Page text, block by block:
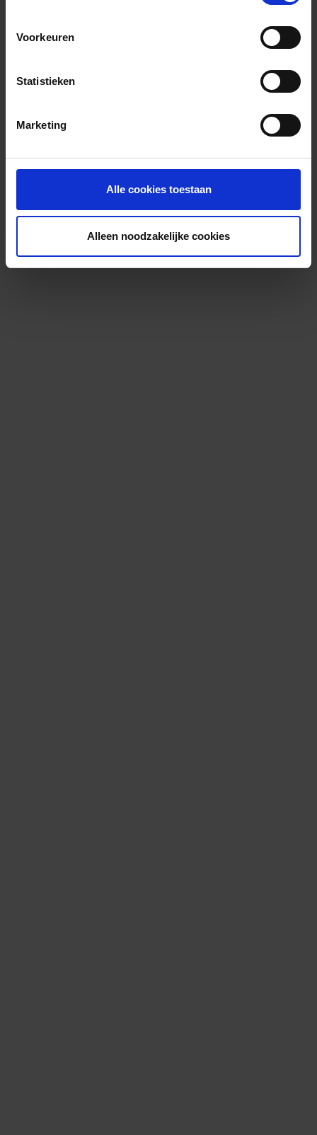
Voorkeuren
Statistieken
Marketing
Alle cookies toestaan
Alleen noodzakelijke cookies